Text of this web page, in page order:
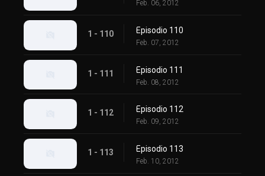
Feb. 06, 2012
1 - 110 Episodio 110
Feb. 07, 2012
1 - 111 Episodio 111
Feb. 08, 2012
1 - 112 Episodio 112
Feb. 09, 2012
1 - 113 Episodio 113
Feb. 10, 2012